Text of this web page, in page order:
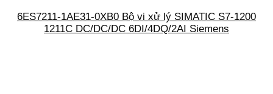
6ES7211-1AE31-0XB0 Bộ vi xử lý SIMATIC S7-1200
1211C DC/DC/DC 6DI/4DQ/2AI Siemens